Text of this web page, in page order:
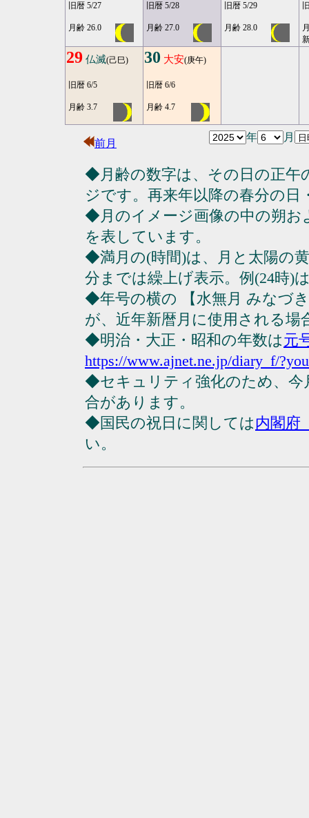
旧暦 5/27
月齢 26.0
旧暦 5/28
月齢 27.0
旧暦 5/29
月齢 28.0
29 仏滅(己巳)
旧暦 6/5
月齢 3.7
30 大安(庚午)
旧暦 6/6
月齢 4.7
前月
年 月
◆月齢の数字は、その日の正午
ジです。再来年以降の春分の日
◆月のイメージ画像の中の朔
を表しています。
◆満月の(時間)は、月と太陽の
分までは繰上げ表示。例(24時)
◆年号の横の 【水無月 みなづ
が、近年新暦月に使用される場
◆明治・大正・昭和の年数は元
https://www.ajnet.ne.jp/diary_f/
◆セキュリティ強化のため、今
合があります。
◆国民の祝日に関しては内閣府
い。